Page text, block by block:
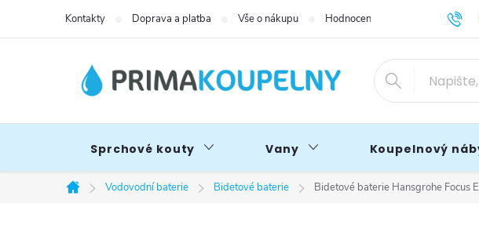
Kontakty Doprava a platba Vše o nákupu Hodnocení obchodu
Sprchové kouty Vany Koupelnový
Domů
Vodovodní baterie Bidetové baterie Bidetové baterie Hansgrohe Focus